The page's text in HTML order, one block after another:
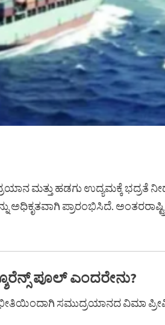
ಮತ್ತು ಹಡಗು ಉದ್ಯಮಕ್ಕೆ ಭದ್ರತೆ
ಅಧಿಕೃತವಾಗಿ ಪ್ರಾರಂಭಿಸಿದೆ.
ಪೂಲ್ ಎಂದರೇನು?
ಸಮುದ್ರಯಾನದ ವಿಮಾ